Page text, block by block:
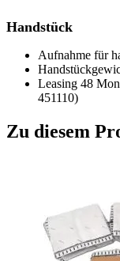
Handstück
Aufnahme für
Leasing 48
451110)
Zu diesem